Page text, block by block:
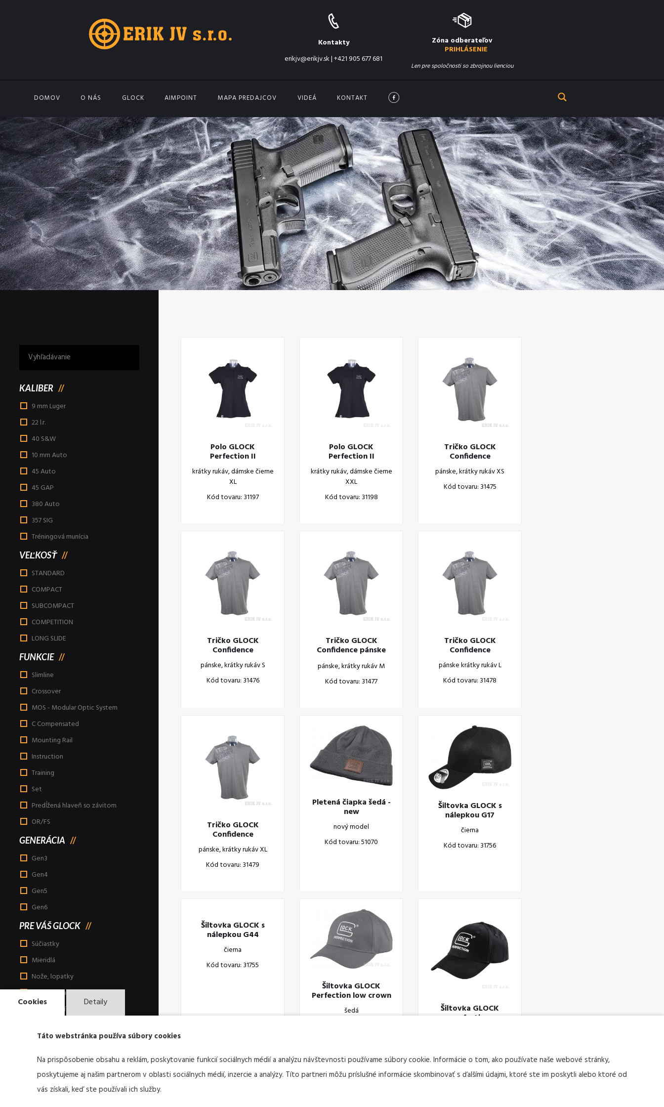
Kontakty
erikjv@erikjv.sk|+421 905 677 681
Zóna odberateľov
PRIHLÁSENIE
Len pre spoločnosti so zbrojnou lienciou
DOMOV O NÁS GLOCK AIMPOINT MAPA PREDAJCOV VIDEÁ KONTAKT
KALIBER
9 mm Luger
22 l.r.
40 S&W
10 mm Auto
45 Auto
45 GAP
380 Auto
357 SIG
Tréningová munícia
VEĽKOSŤ
STANDARD
COMPACT
SUBCOMPACT
COMPETITION
LONG SLIDE
FUNKCIE
Slimline
Crossover
MOS - Modular Optic System
C Compensated
Mounting Rail
Instruction
Training
Set
Predĺžená hlaveň so závitom
OR/FS
GENERÁCIA
Gen3
Gen4
Gen5
Gen6
PRE VÁŠ GLOCK
Súčiastky
Mieridlá
Nože, lopatky
Tašky, ruksaky
Púzdra a príslušenstvo
Taktické svietidlá
Print informačné materiály
Reklamné a darčekové produkty
Odevy
Polo GLOCK
Perfection II
krátky rukáv, dámske čierne
XL
Kód tovaru: 31197
Polo GLOCK
Perfection II
krátky rukáv, dámske čierne
XXL
Kód tovaru: 31198
Tričko GLOCK
Confidence
pánske, krátky rukáv XS
Kód tovaru: 31475
Tričko GLOCK
Confidence
pánske, krátky rukáv S
Kód tovaru: 31476
Tričko GLOCK
Confidence pánske
pánske, krátky rukáv M
Kód tovaru: 31477
Tričko GLOCK
Confidence
pánske krátky rukáv L
Kód tovaru: 31478
Tričko GLOCK
Confidence
pánske, krátky rukáv XL
Kód tovaru: 31479
Pletená čiapka šedá -
new
nový model
Kód tovaru: 51070
Šiltovka GLOCK s
nálepkou G17
čierna
Kód tovaru: 31756
Šiltovka GLOCK s
nálepkou G44
čierna
Kód tovaru: 31755
Šiltovka GLOCK
Perfection low crown
šedá
Šiltovka GLOCK
perfection
Cookies Detaily
Táto webstránka používa súbory cookies
Na prispôsobenie obsahu a reklám, poskytovanie funkcií sociálnych médií a analýzu návštevnosti používame súbory cookie. Informácie o tom, ako používate naše webové stránky,
poskytujeme aj našim partnerom v oblasti sociálnych médií, inzercie a analýzy. Títo partneri môžu príslušné informácie skombinovať s ďalšími údajmi, ktoré ste im poskytli alebo ktoré od
vás získali, keď ste používali ich služby.